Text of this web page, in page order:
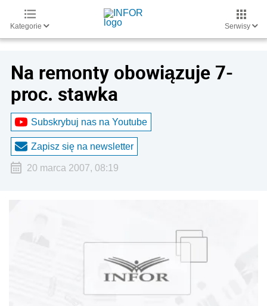
Kategorie Serwisy
Na remonty obowiązuje 7-
proc. stawka
Subskrybuj nas na Youtube
Zapisz się na newsletter
20 marca 2007, 08:19